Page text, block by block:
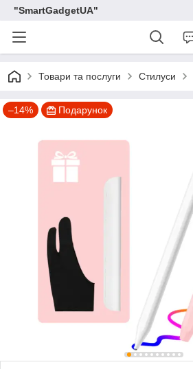
"SmartGadgetUA"
Товари та послуги Стилуси
–14% Подарунок